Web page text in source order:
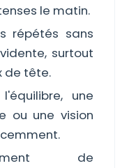
le matin.
répétés sans
surtout
de tête.
une
ou une vision
de